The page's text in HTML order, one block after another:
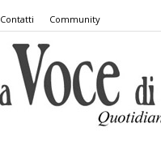
Contatti Community